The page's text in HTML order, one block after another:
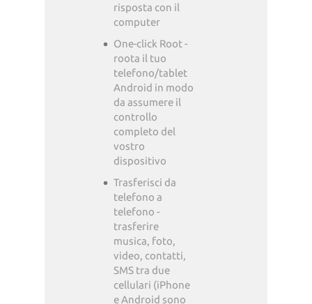
risposta con il
computer
One-click Root -
roota il tuo
telefono/tablet
Android in modo
da assumere il
controllo
completo del
vostro
dispositivo
Trasferisci da
telefono a
telefono -
trasferire
musica, foto,
video, contatti,
SMS tra due
cellulari (iPhone
e Android sono